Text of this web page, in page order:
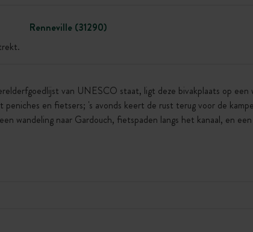
Renneville (31290)
van UNESCO staat, ligt deze bivakplaats op
peniches en fietsers; 's avonds keert de rust terug voor de
wandeling naar Gardouch, fietspaden langs het kanaal, en